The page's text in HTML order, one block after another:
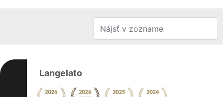
Langelato